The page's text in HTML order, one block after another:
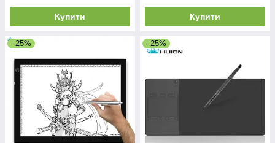
Купити Купити
–25% –25%